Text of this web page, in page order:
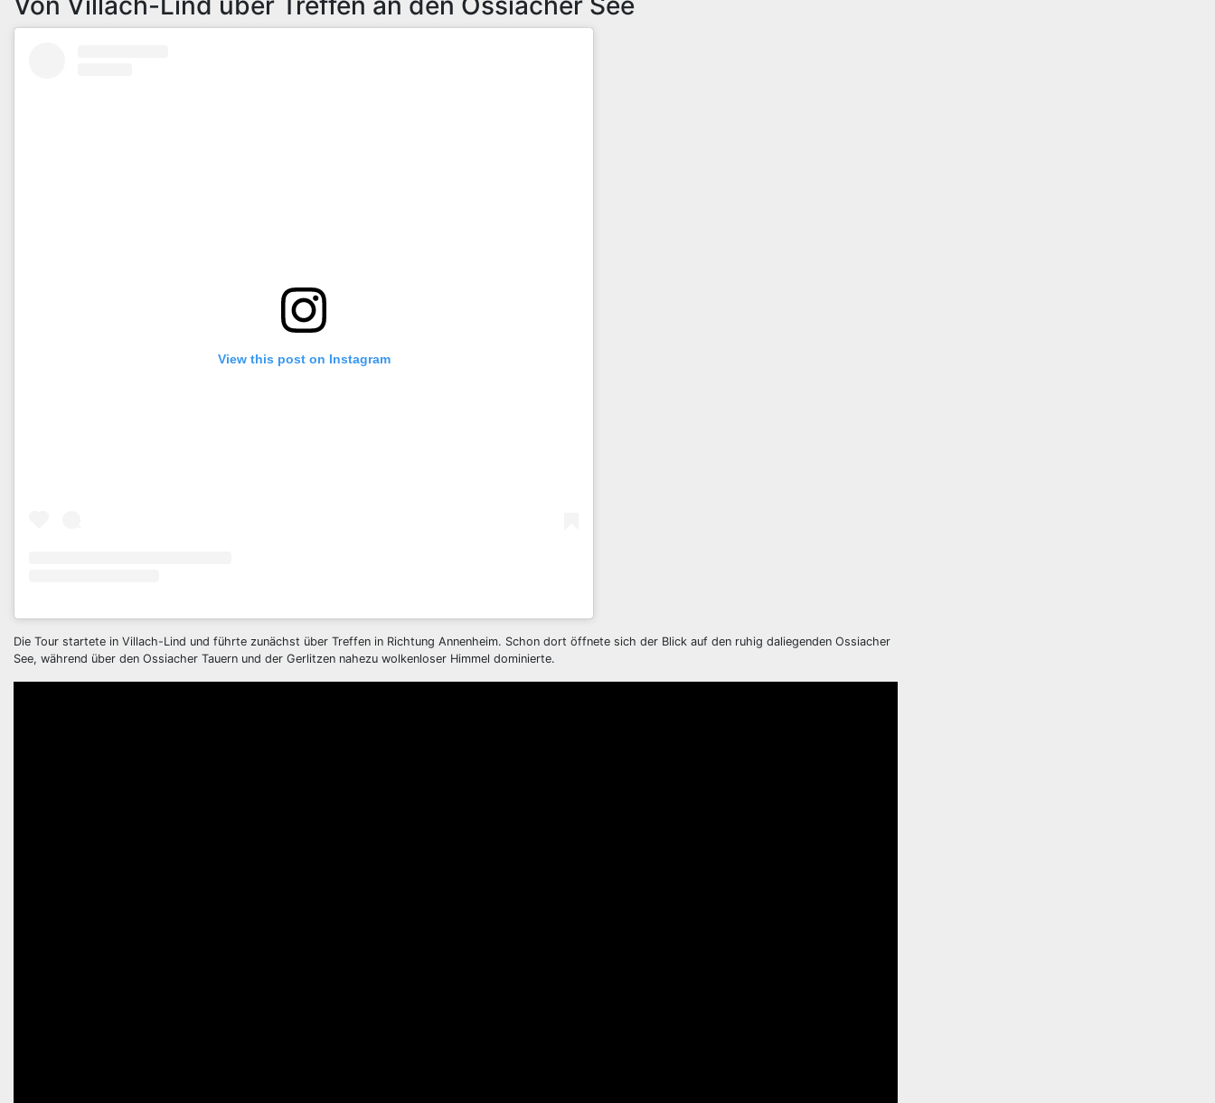
View this post on Instagram
Die Tour startete in Villach-Lind und führte zunächst über Treffen in Richtung Annenheim. Schon dort öffnete sich der Blick auf den ruhig daliegenden Ossiacher
See, während über den Ossiacher Tauern und der Gerlitzen nahezu wolkenloser Himmel dominierte.